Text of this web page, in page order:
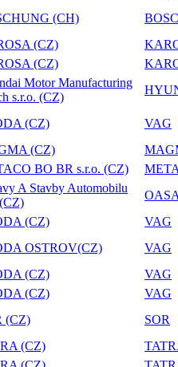
(CH)
(CZ)
(CZ)
Motor Manufacturing
s.r.o. (CZ)
(CZ)
VAG
(CZ)
BO BR s.r.o. (CZ)
A Stavby Automobilu
(CZ)
VAG
OSTROV(CZ)
VAG
(CZ)
VAG
(CZ)
VAG
(CZ)
SOR
(CZ)